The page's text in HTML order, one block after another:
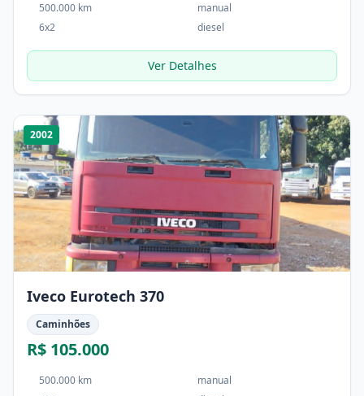
500.000 km
manual
6x2
diesel
Ver Detalhes
1/4
2002
Iveco Eurotech 370
Caminhões
R$ 105.000
500.000 km
manual